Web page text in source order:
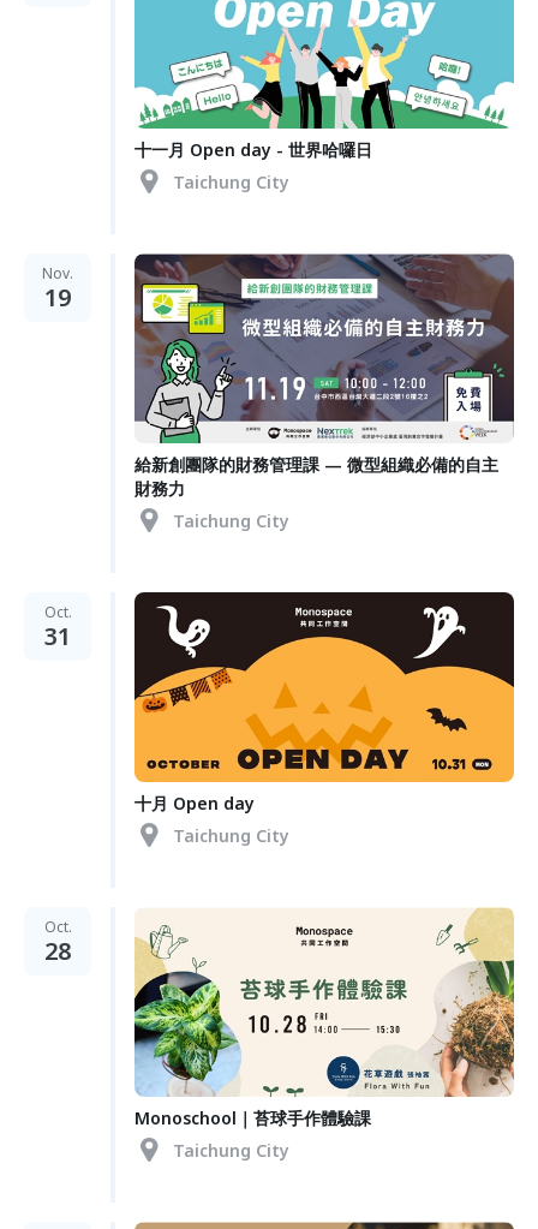
十一月 Open day - 世界哈囉日
Taichung City
Nov.
19
給新創團隊的財務管理課 — 微型組織必備的自主
財務力
Taichung City
Oct.
31
十月 Open day
Taichung City
Oct.
28
Monoschool｜苔球手作體驗課
Taichung City